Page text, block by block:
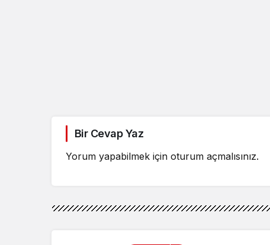
Bir Cevap Yaz
Yorum yapabilmek için oturum açmalısınız.